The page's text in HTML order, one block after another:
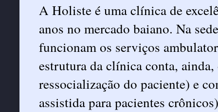
A Holiste é uma clínica de
anos no mercado baiano. Na
funcionam os serviços
estrutura da clínica conta,
ressocialização do paciente) e
assistida para pacientes